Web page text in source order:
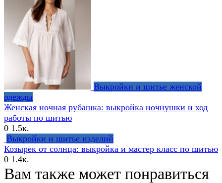
Выкройки и шитье женской
одежды
Женская ночная рубашка: выкройка ночнушки и ход
работы по шитью
0 1.5к.
Выкройки и шитье изделий
Козырек от солнца: выкройка и мастер класс по шитью
0 1.4к.
Вам также может понравиться